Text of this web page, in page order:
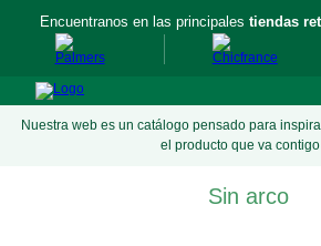
Encuentranos en las principales tiendas
Nuestra web es un catálogo pensado para
el producto que va contigo
Sin arco